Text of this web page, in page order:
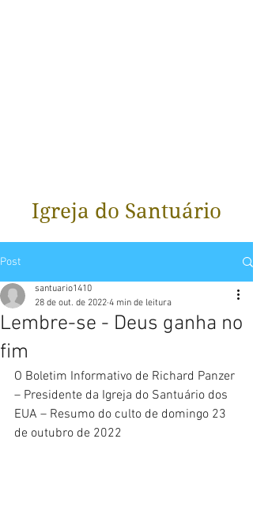
Igreja do Santuário
Post
Lembre-se - Deus ganha no
fim
santuario1410
28 de out. de 2022 4 min de leitura
O Boletim Informativo de Richard Panzer
– Presidente da Igreja do Santuário dos
EUA – Resumo do culto de domingo 23
de outubro de 2022